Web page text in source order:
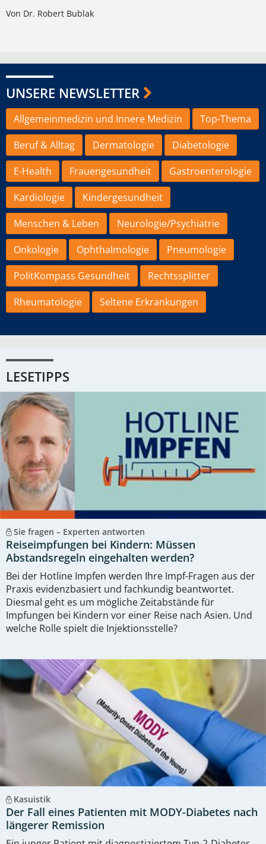
Von Dr. Robert Bublak
UNSERE NEWSLETTER
Allgemeinmedizin und Innere Medizin
Top-Thema
Beruf & Alltag
Dermatologie
Diabetologie
E-Health
Frauengesundheit
Gastroenterologie
Kardiologie
Kindergesundheit
Menschen & Leben
Neurologie/Psychiatrie
Onkologie
Ophthalmologie
Pneumologie
PolitKompass Gesundheit
Rechtssplitter
Rheumatologie
Seltene Erkrankungen
LESETIPPS
Sie fragen – Experten antworten
Reiseimpfungen bei Kindern: Müssen
Abstandsregeln eingehalten werden?
Bei der Hotline Impfen werden Ihre Impf-Fragen aus der
Praxis evidenzbasiert und fachkundig beantwortet.
Diesmal geht es um mögliche Zeitabstände für
Impfungen bei Kindern vor einer Reise nach Asien. Und
welche Rolle spielt die Injektionsstelle?
Kasuistik
Der Fall eines Patienten mit MODY-Diabetes nach
längerer Remission